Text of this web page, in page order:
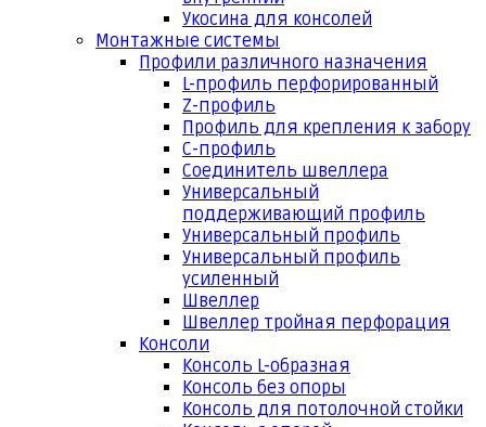
Укосина для консолей
Монтажные системы
Профили различного назначения
L-профиль перфорированный
Z-профиль
Профиль для крепления к забору
С-профиль
Соединитель швеллера
Универсальный
поддерживающий профиль
Универсальный профиль
Универсальный профиль
усиленный
Швеллер
Швеллер тройная перфорация
Консоли
Консоль L-образная
Консоль без опоры
Консоль для потолочной стойки